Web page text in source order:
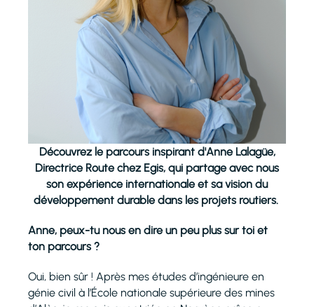
Découvrez le parcours inspirant d'Anne Lalagüe,
Directrice Route chez Egis, qui partage avec nous
son expérience internationale et sa vision du
développement durable dans les projets routiers.
Anne, peux-tu nous en dire un peu plus sur toi et
ton parcours ?
Oui, bien sûr ! Après mes études d’ingénieure en
génie civil à l’École nationale supérieure des mines